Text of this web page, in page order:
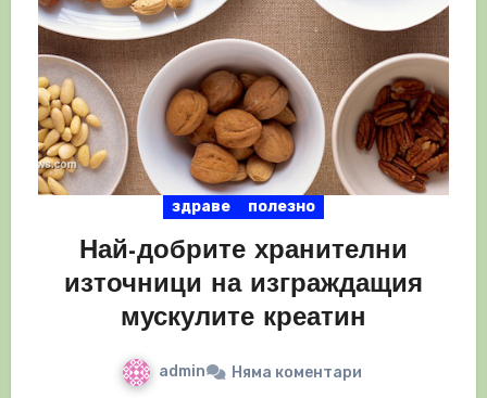
здраве полезно
Най-добрите хранителни
източници на изграждащия
мускулите креатин
admin Няма коментари